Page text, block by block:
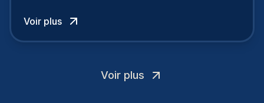
Voir plus
Voir plus